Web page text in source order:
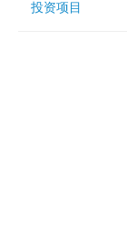
投资项目